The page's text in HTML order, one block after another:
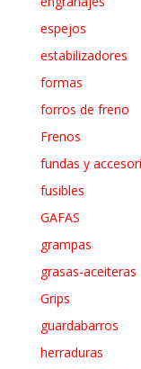
espejos
estabilizadores
formas
forros de freno
Frenos
fundas y
fusibles
GAFAS
grampas
grasas-aceiteras
Grips
guardabarros
herraduras